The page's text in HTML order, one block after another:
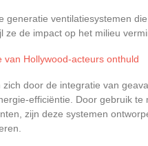
generatie ventilatiesystemen
de impact op het milieu
van Hollywood-acteurs onthuld
door de integratie van
efficiëntie. Door gebruik te
zijn deze systemen